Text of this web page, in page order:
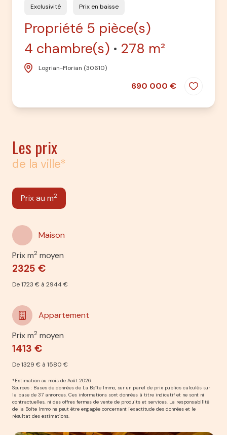
Exclusivité Prix en baisse
Propriété 5 pièce(s)
4 chambre(s)
278 m²
Logrian-Florian (30610)
690 000 €
Les prix
de la ville*
Prix au m2
Maison
Prix m2 moyen
2325 €
De 1723 € à 2944 €
Appartement
Prix m2 moyen
1413 €
De 1329 € à 1580 €
*Estimation au mois de Août 2026
Sources : Bases de données de La Boîte Immo, sur un panel de prix publics calculés sur
la base de 37 annonces. Ces informations sont données à titre indicatif et ne sont ni
contractuelles, ni des offres fermes de vente de produits et services. La responsabilité
de la Boîte Immo ne peut être engagée concernant l'exactitude des données et le
résultat des estimations.